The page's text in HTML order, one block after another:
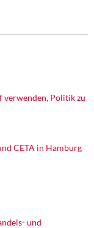
verwenden, Politik zu
CETA in Hamburg
und